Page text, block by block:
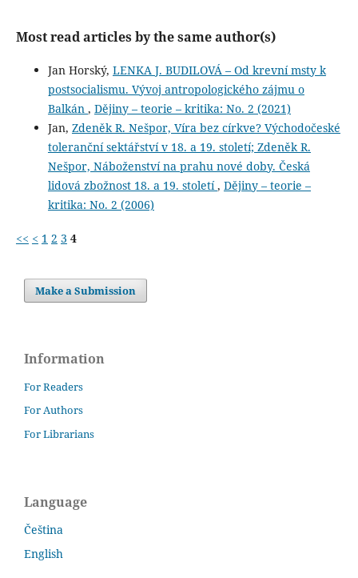
Most read articles by the same author(s)
Jan Horský, LENKA J. BUDILOVÁ – Od krevní msty k
postsocialismu. Vývoj antropologického zájmu o
Balkán , Dějiny – teorie – kritika: No. 2 (2021)
Jan, Zdeněk R. Nešpor, Víra bez církve? Východočeské
toleranční sektářství v 18. a 19. století; Zdeněk R.
Nešpor, Náboženství na prahu nové doby. Česká
lidová zbožnost 18. a 19. století, Dějiny – teorie –
kritika: No. 2 (2006)
<< < 1 2 3 4
Make a Submission
Information
For Readers
For Authors
For Librarians
Language
Čeština
English